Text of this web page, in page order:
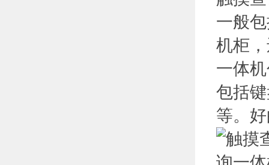
一般
机柜
一体
包括
等。